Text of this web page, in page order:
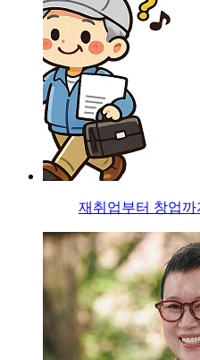
재취업부터 창업